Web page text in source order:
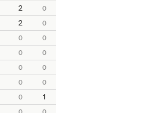
2 0
2 0
0 0
0 0
0 0
0 0
0
1